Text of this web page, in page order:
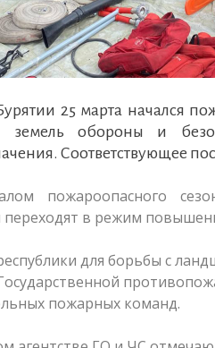
25 марта начался
земель обороны и
Соответствующее
пожароопасного
в режим
для борьбы с
пожарных команд.